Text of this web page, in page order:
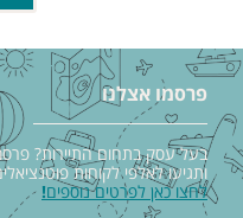
פרסמו אצלנו
בעל עסק בתחום התיירות?
ותגיעו לאלפי לקוחות
לחצו כאן לפרטים נוספים!